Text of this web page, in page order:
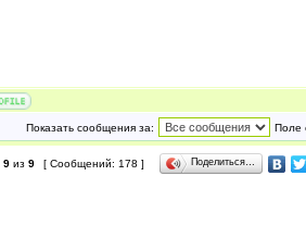
Показать сообщения за: Поле
9 из 9 [ Сообщений: 178 ] Поделиться…